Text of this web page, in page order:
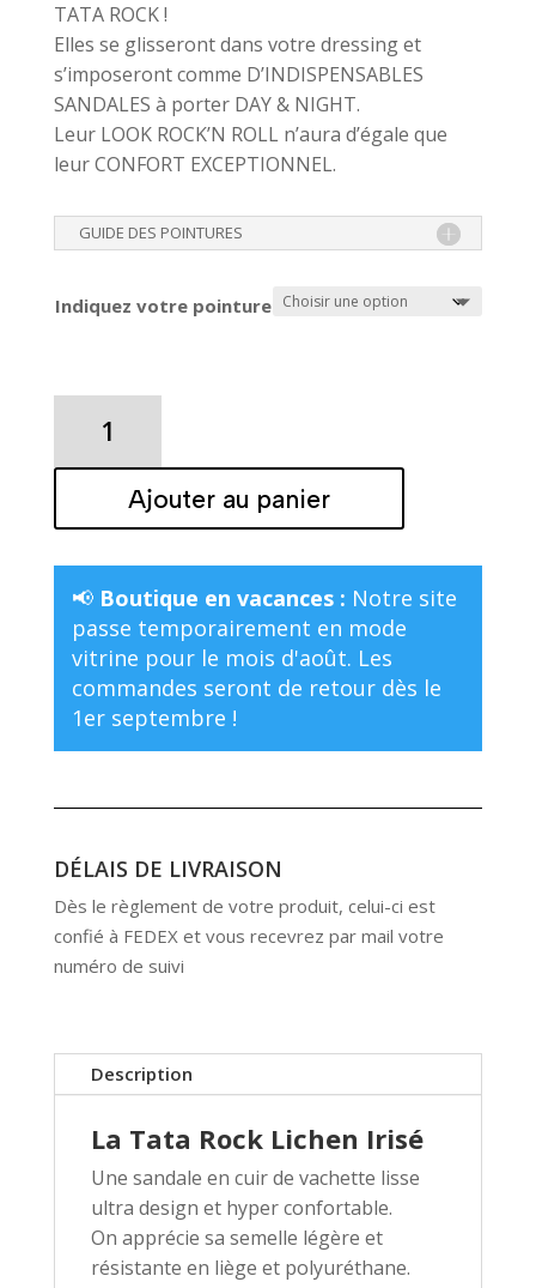
TATA ROCK !
Elles se glisseront dans votre dressing et
s’imposeront comme D’INDISPENSABLES
SANDALES à porter DAY & NIGHT.
Leur LOOK ROCK’N ROLL n’aura d’égale que
leur CONFORT EXCEPTIONNEL.
GUIDE DES POINTURES
Indiquez votre pointure
SANDALE
ROCK
Irisé
Ajouter au panier
📢 Boutique en vacances : Notre site
passe temporairement en mode
vitrine pour le mois d'août. Les
commandes seront de retour dès le
1er septembre !
DÉLAIS DE LIVRAISON
Dès le règlement de votre produit, celui-ci est
confié à FEDEX et vous recevrez par mail votre
numéro de suivi
Description
La Tata Rock Lichen Irisé
Une sandale en cuir de vachette lisse
ultra design et hyper confortable.
On apprécie sa semelle légère et
résistante en liège et polyuréthane.